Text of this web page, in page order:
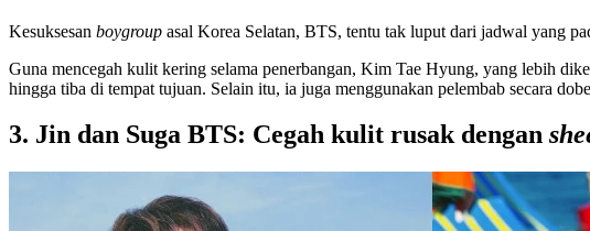
Kesuksesan boygroup asal Korea Selatan, BTS, tentu tak luput dari jadwal yang
Guna mencegah kulit kering selama penerbangan, Kim Tae Hyung, yang lebih
hingga tiba di tempat tujuan. Selain itu, ia juga menggunakan pelembab secara
3. Jin dan Suga BTS: Cegah kulit rusak dengan